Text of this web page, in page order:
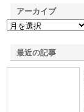
アーカイブ
最近の記事